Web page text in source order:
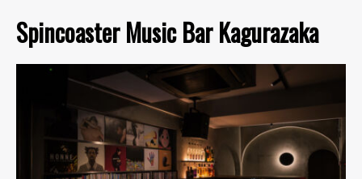
Spincoaster Music Bar Kagurazaka